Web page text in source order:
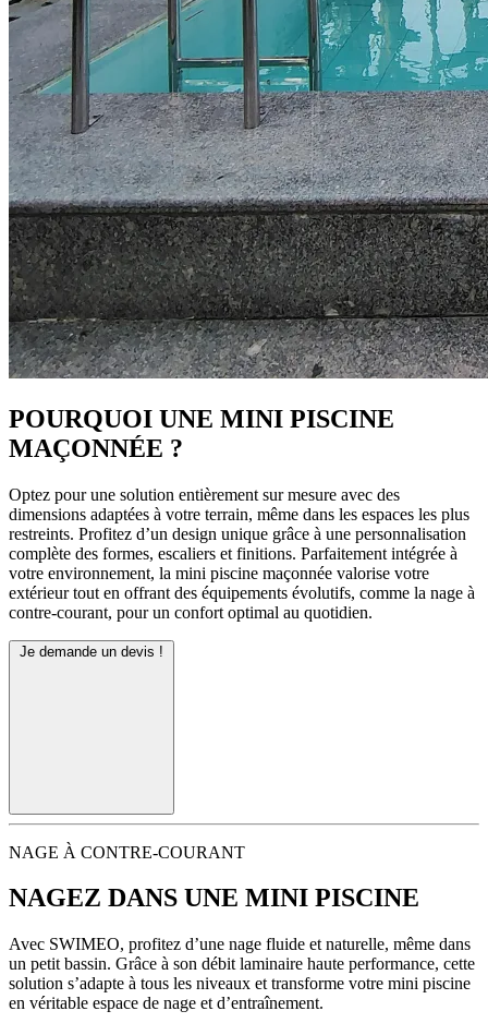
POURQUOI UNE MINI PISCINE
MAÇONNÉE ?
Optez pour une solution entièrement sur mesure avec des
dimensions adaptées à votre terrain, même dans les espaces les plus
restreints. Profitez d’un design unique grâce à une personnalisation
complète des formes, escaliers et finitions. Parfaitement intégrée à
votre environnement, la mini piscine maçonnée valorise votre
extérieur tout en offrant des équipements évolutifs, comme la nage à
contre-courant, pour un confort optimal au quotidien.
Je demande un devis !
NAGE À CONTRE-COURANT
NAGEZ DANS UNE MINI PISCINE
Avec SWIMEO, profitez d’une nage fluide et naturelle, même dans
un petit bassin. Grâce à son débit laminaire haute performance, cette
solution s’adapte à tous les niveaux et transforme votre mini piscine
en véritable espace de nage et d’entraînement.